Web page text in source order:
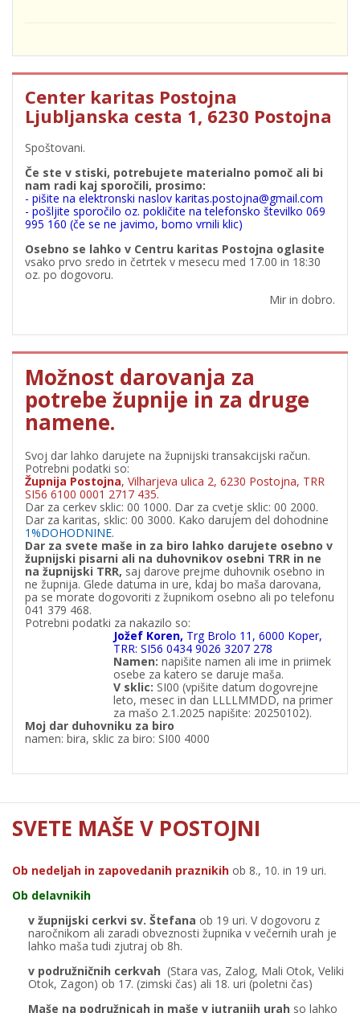
Center karitas Postojna
Ljubljanska cesta 1, 6230 Postojna
Spoštovani.
Če ste v stiski, potrebujete materialno pomoč ali bi
nam radi kaj sporočili, prosimo:
- pišite na elektronski naslov karitas.postojna@gmail.com
- pošljite sporočilo oz. pokličite na telefonsko številko 069
995 160 (če se ne javimo, bomo vrnili klic)
Osebno se lahko v Centru karitas Postojna oglasite
vsako prvo sredo in četrtek v mesecu med 17.00 in 18:30
oz. po dogovoru.
Mir in dobro.
Možnost darovanja za
potrebe župnije in za druge
namene.
Svoj dar lahko darujete na župnijski transakcijski račun.
Potrebni podatki so:
Župnija Postojna, Vilharjeva ulica 2, 6230 Postojna, TRR
SI56 6100 0001 2717 435.
Dar za cerkev sklic: 00 1000. Dar za cvetje sklic: 00 2000.
Dar za karitas, sklic: 00 3000. Kako darujem del dohodnine
1%DOHODNINE.
Dar za svete maše in za biro lahko darujete osebno v
župnijski pisarni ali na duhovnikov osebni TRR in ne
na župnijski TRR, saj darove prejme duhovnik osebno in
ne župnija. Glede datuma in ure, kdaj bo maša darovana,
pa se morate dogovoriti z župnikom osebno ali po telefonu
041 379 468.
Potrebni podatki za nakazilo so:
Jožef Koren, Trg Brolo 11, 6000 Koper,
TRR: SI56 0434 9026 3207 278
Namen: napišite namen ali ime in priimek
osebe za katero se daruje maša.
V sklic: SI00 (vpišite datum dogovrejne
leto, mesec in dan LLLLMMDD, na primer
za mašo 2.1.2025 napišite: 20250102).
Moj dar duhovniku za biro
namen: bira, sklic za biro: SI00 4000
SVETE MAŠE V POSTOJNI
Ob nedeljah in zapovedanih praznikih ob 8., 10. in 19 uri.
Ob delavnikih
v župnijski cerkvi sv. Štefana ob 19 uri. V dogovoru z
naročnikom ali zaradi obveznosti župnika v večernih urah je
lahko maša tudi zjutraj ob 8h.
v podružničnih cerkvah (Stara vas, Zalog, Mali Otok, Veliki
Otok, Zagon) ob 17. (zimski čas) ali 18. uri (poletni čas)
Maše na podružnicah in maše v jutranjih urah so lahko